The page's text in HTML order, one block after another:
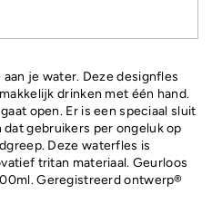
je water. Deze designfles
drinken met één hand.
open. Er is een speciaal sluit
gebruikers per ongeluk op
Deze waterfles is
tritan materiaal. Geurloos
Geregistreerd ontwerp®